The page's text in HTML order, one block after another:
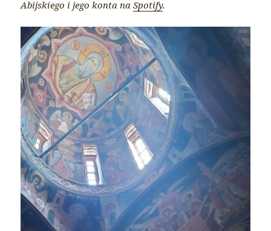
Abijskiego i jego konta naSpotify.